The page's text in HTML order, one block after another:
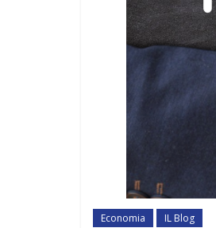
Economia IL Blog